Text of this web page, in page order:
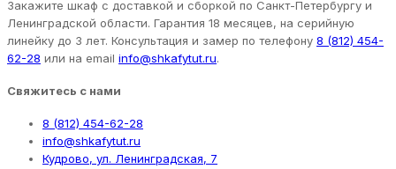
Закажите шкаф с доставкой и сборкой по Санкт-Петербургу и
Ленинградской области. Гарантия 18 месяцев, на серийную
линейку до 3 лет. Консультация и замер по телефону 8 (812) 454-
62-28 или на email info@shkafytut.ru.
Свяжитесь с нами
8 (812) 454-62-28
info@shkafytut.ru
Кудрово, ул. Ленинградская, 7